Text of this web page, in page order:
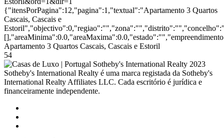
{"itensPorPagina":12,"pagina":1,"textual":"Apartamento 3 Quartos
Cascais, Cascais e
Apartamento 3 Quartos Cascais, Cascais e Estoril
54
2023
Sotheby's International Realty é uma marca registada da Sotheby's
International Realty Affiliates LLC. Cada escritório é jurídica e
financeiramente independente.